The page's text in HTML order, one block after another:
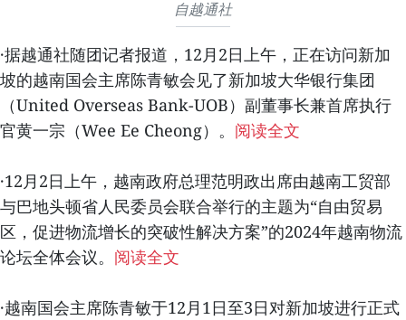
自越通社
·据越通社随团记者报道，12月2日上午，正在访问新加
坡的越南国会主席陈青敏会见了新加坡大华银行集团
（United Overseas Bank-UOB）副董事长兼首席执行
官黄一宗（Wee Ee Cheong）。 阅读全文
·12月2日上午，越南政府总理范明政出席由越南工贸部
与巴地头顿省人民委员会联合举行的主题为“自由贸易
区，促进物流增长的突破性解决方案”的2024年越南物流
论坛全体会议。 阅读全文
·越南国会主席陈青敏于12月1日至3日对新加坡进行正式